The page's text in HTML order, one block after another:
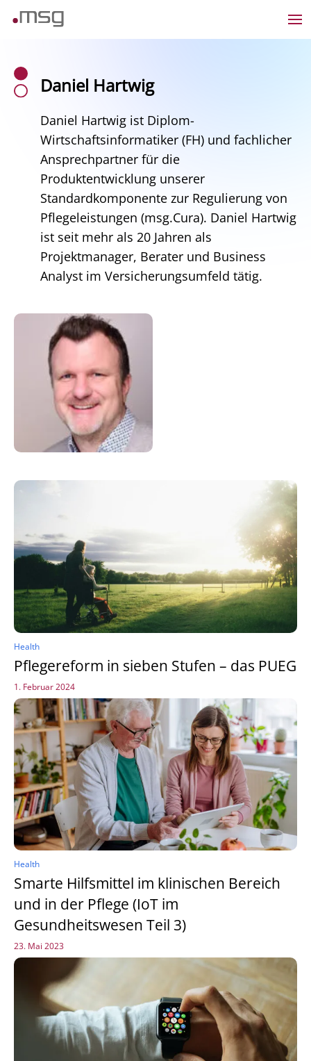
Daniel Hartwig
Daniel Hartwig ist Diplom-
Wirtschaftsinformatiker (FH) und fachlicher
Ansprechpartner für die
Produktentwicklung unserer
Standardkomponente zur Regulierung von
Pflegeleistungen (msg.Cura). Daniel Hartwig
ist seit mehr als 20 Jahren als
Projektmanager, Berater und Business
Analyst im Versicherungsumfeld tätig.
Health
Pflegereform in sieben Stufen – das PUEG
1. Februar 2024
Health
Smarte Hilfsmittel im klinischen Bereich
und in der Pflege (IoT im
Gesundheitswesen Teil 3)
23. Mai 2023